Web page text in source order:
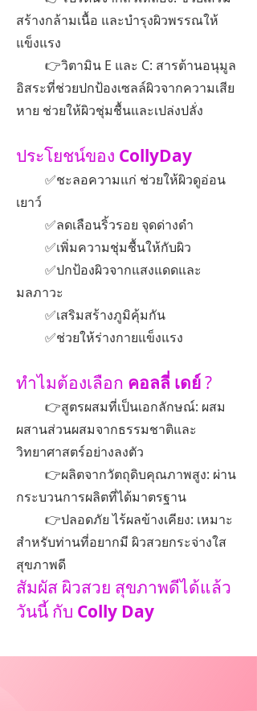
สร้างกล้ามเนื้อ และบำรุงผิวพรรณให้
แข็งแรง
👉วิตามิน E และ C: สารต้านอนุมูล
อิสระที่ช่วยปกป้องเซลล์ผิวจากความเสีย
หาย ช่วยให้ผิวชุ่มชื้นและเปล่งปลั่ง
ประโยชน์ของ CollyDay
✅ชะลอความแก่ ช่วยให้ผิวดูอ่อน
เยาว์
✅ลดเลือนริ้วรอย จุดด่างดำ
✅เพิ่มความชุ่มชื้นให้กับผิว
✅ปกป้องผิวจากแสงแดดและ
มลภาวะ
✅เสริมสร้างภูมิคุ้มกัน
✅ช่วยให้ร่างกายแข็งแรง
ทำไมต้องเลือก คอลลี่ เดย์?
👉สูตรผสมที่เป็นเอกลักษณ์: ผสม
ผสานส่วนผสมจากธรรมชาติและ
วิทยาศาสตร์อย่างลงตัว
👉ผลิตจากวัตถุดิบคุณภาพสูง: ผ่าน
กระบวนการผลิตที่ได้มาตรฐาน
👉ปลอดภัย ไร้ผลข้างเคียง: เหมาะ
สำหรับท่านที่อยากมี ผิวสวยกระจ่างใส
สุขภาพดี
สัมผัส ผิวสวย สุขภาพดีได้แล้ว
วันนี้ กับ Colly Day